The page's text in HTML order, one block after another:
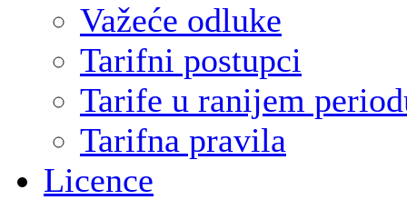
Važeće odluke
Tarifni postupci
Tarife u ranijem
Tarifna pravila
Licence